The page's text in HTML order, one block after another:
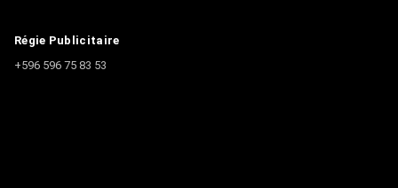
Régie Publicitaire
+596 596 75 83 53